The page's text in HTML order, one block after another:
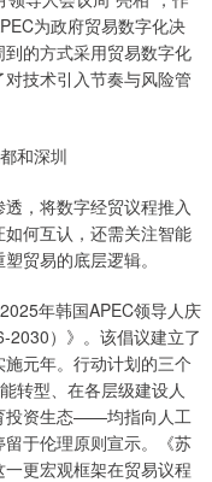
为政府贸易数字化决
的方式采用贸易数字化
技术引入节奏与风险管
和深圳
，将数字经贸议程推入
何互认，还需关注智能
贸易的底层逻辑。
年韩国APEC领导人庆
2030）》。该倡议建立了
元年。行动计划的三个
转型、在各层级建设人
投资生态——均指向人工
于伦理原则宣示。《苏
更宏观框架在贸易议程